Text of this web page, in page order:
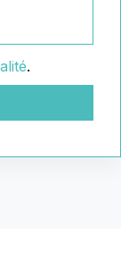
.